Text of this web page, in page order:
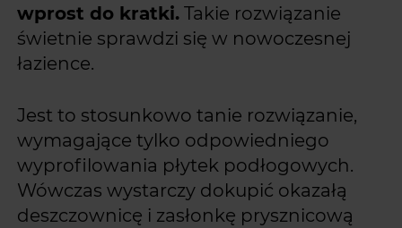
wprost do kratki. Takie rozwiązanie
świetnie sprawdzi się w nowoczesnej
łazience.
Jest to stosunkowo tanie rozwiązanie,
wymagające tylko odpowiedniego
wyprofilowania płytek podłogowych.
Wówczas wystarczy dokupić okazałą
deszczownicę i zasłonkę prysznicową